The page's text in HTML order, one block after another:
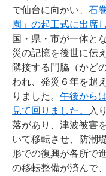
で仙台に向かい、 石
園」の起工式に出席
国・県・市が一体と
災の記憶を後世に伝
隣接する門脇（かど
われ、発災６年を超
りました。 午後から
見て回りました。
入
落があり、津波被害
いて移転させ、防潮
形での復興が各所で
の移転整備が済んで